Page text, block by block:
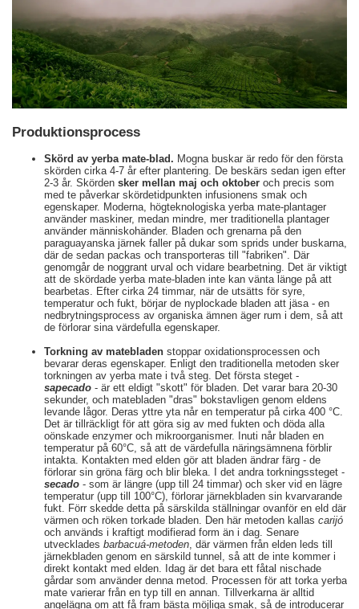
Produktionsprocess
Skörd av yerba mate-blad. Mogna buskar är redo för den första
skörden cirka 4-7 år efter plantering. De beskärs sedan igen efter
2-3 år. Skörden sker mellan maj och oktober och precis som
med te påverkar skördetidpunkten infusionens smak och
egenskaper. Moderna, högteknologiska yerba mate-plantager
använder maskiner, medan mindre, mer traditionella plantager
använder människohänder. Bladen och grenarna på den
paraguayanska järnek faller på dukar som sprids under buskarna,
där de sedan packas och transporteras till "fabriken". Där
genomgår de noggrant urval och vidare bearbetning. Det är viktigt
att de skördade yerba mate-bladen inte kan vänta länge på att
bearbetas. Efter cirka 24 timmar, när de utsätts för syre,
temperatur och fukt, börjar de nyplockade bladen att jäsa - en
nedbrytningsprocess av organiska ämnen äger rum i dem, så att
de förlorar sina värdefulla egenskaper.
Torkning av matebladen stoppar oxidationsprocessen och
bevarar deras egenskaper. Enligt den traditionella metoden sker
torkningen av yerba mate i två steg. Det första steget -
sapecado - är ett eldigt "skott" för bladen. Det varar bara 20-30
sekunder, och matebladen "dras" bokstavligen genom eldens
levande lågor. Deras yttre yta når en temperatur på cirka 400 °C.
Det är tillräckligt för att göra sig av med fukten och döda alla
oönskade enzymer och mikroorganismer. Inuti når bladen en
temperatur på 60°C, så att de värdefulla näringsämnena förblir
intakta. Kontakten med elden gör att bladen ändrar färg - de
förlorar sin gröna färg och blir bleka. I det andra torkningssteget -
secado - som är längre (upp till 24 timmar) och sker vid en lägre
temperatur (upp till 100°C), förlorar järnekbladen sin kvarvarande
fukt. Förr skedde detta på särskilda ställningar ovanför en eld där
värmen och röken torkade bladen. Den här metoden kallas carijó
och används i kraftigt modifierad form än i dag. Senare
utvecklades barbacuá-metoden , där värmen från elden leds till
järnekbladen genom en särskild tunnel, så att de inte kommer i
direkt kontakt med elden. Idag är det bara ett fåtal nischade
gårdar som använder denna metod. Processen för att torka yerba
mate varierar från en typ till en annan. Tillverkarna är alltid
angelägna om att få fram bästa möjliga smak, så de introducerar